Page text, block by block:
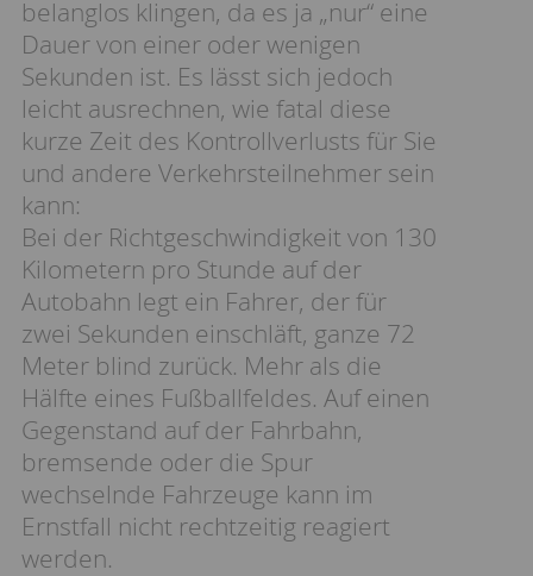
belanglos klingen, da es ja „nur“ eine
Dauer von einer oder wenigen
Sekunden ist. Es lässt sich jedoch
leicht ausrechnen, wie fatal diese
kurze Zeit des Kontrollverlusts für Sie
und andere Verkehrsteilnehmer sein
kann:
Bei der Richtgeschwindigkeit von 130
Kilometern pro Stunde auf der
Autobahn legt ein Fahrer, der für
zwei Sekunden einschläft, ganze 72
Meter blind zurück. Mehr als die
Hälfte eines Fußballfeldes. Auf einen
Gegenstand auf der Fahrbahn,
bremsende oder die Spur
wechselnde Fahrzeuge kann im
Ernstfall nicht rechtzeitig reagiert
werden.